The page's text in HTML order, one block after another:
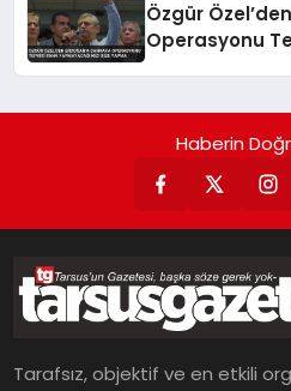
Özgür
Operasyonu
Haberin
Tarafsız, objektif ve en etkili